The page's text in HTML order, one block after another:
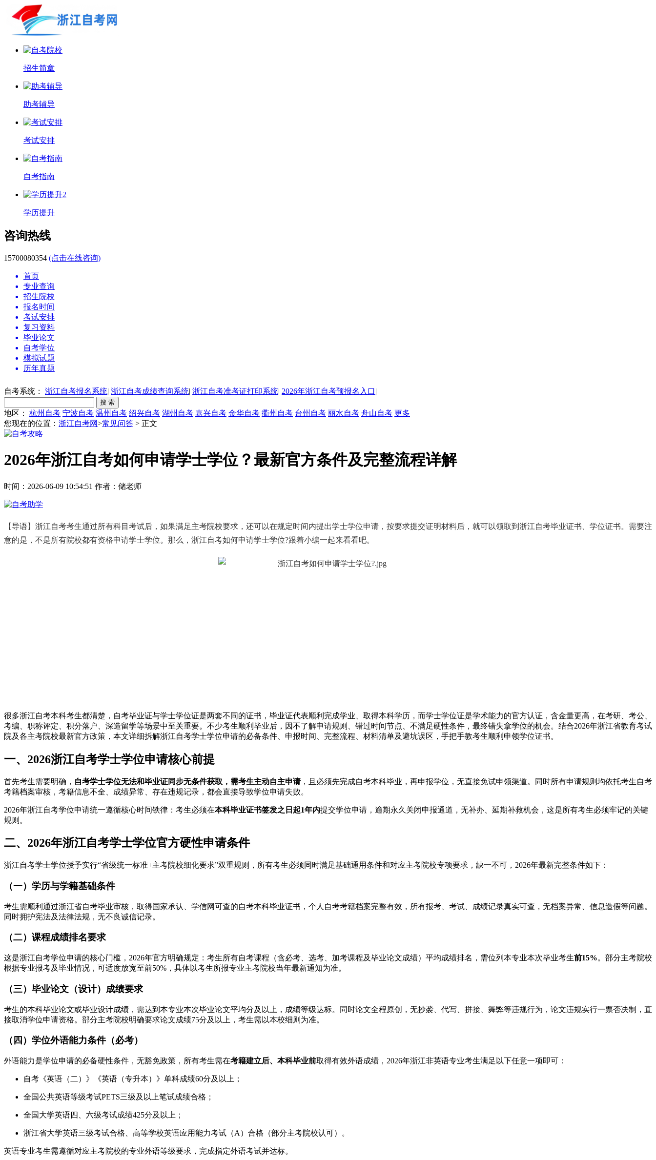
招生简章
助考辅导
考试安排
自考指南
学历提升
咨询热线
15700080354 (点击在线咨询)
首页
专业查询
招生院校
报名时间
考试安排
复习资料
毕业论文
自考学位
模拟试题
历年真题
自考系统： 浙江自考报名系统| 浙江自考成绩查询系统| 浙江自考准考证打印系统| 2026年浙江自考预报名入口|
地区： 杭州自考 宁波自考 温州自考 绍兴自考 湖州自考 嘉兴自考 金华自考 衢州自考 台州自考 丽水自考 舟山自考 更多
您现在的位置： 浙江自考网>常见问答 > 正文
2026年浙江自考如何申请学士学位？最新官方条件及完整流程详解
时间：2026-06-09 10:54:51 作者：储老师
【导语】浙江自考考生通过所有科目考试后，如果满足主考院校要求，还可以在规定时间内提出学士学位申请，按要求提交证明材料后，就可以领取到浙江自考毕业证书、学位证书。需要注
意的是，不是所有院校都有资格申请学士学位。那么，浙江自考如何申请学士学位?跟着小编一起来看看吧。
很多浙江自考本科考生都清楚，自考毕业证与学士学位证是两套不同的证书，毕业证代表顺利完成学业、取得本科学历，而学士学位证是学术能力的官方认证，含金量更高，在考研、考公、
考编、职称评定、积分落户、深造留学等场景中至关重要。不少考生顺利毕业后，因不了解申请规则、错过时间节点、不满足硬性条件，最终错失拿学位的机会。结合2026年浙江省教育考试
院及各主考院校最新官方政策，本文详细拆解浙江自考学士学位申请的必备条件、申报时间、完整流程、材料清单及避坑误区，手把手教考生顺利申领学位证书。
一、2026浙江自考学士学位申请核心前提
首先考生需要明确， 自考学士学位无法和毕业证同步无条件获取，需考生主动自主申请，且必须先完成自考本科毕业，再申报学位，无直接免试申领渠道。同时所有申请规则均依托考生自考
考籍档案审核，考籍信息不全、成绩异常、存在违规记录，都会直接导致学位申请失败。
2026年浙江自考学位申请统一遵循核心时间铁律：考生必须在本科毕业证书签发之日起1年内提交学位申请，逾期永久关闭申报通道，无补办、延期补救机会，这是所有考生必须牢记的关键
规则。
二、2026年浙江自考学士学位官方硬性申请条件
浙江自考学士学位授予实行“省级统一标准+主考院校细化要求”双重规则，所有考生必须同时满足基础通用条件和对应主考院校专项要求，缺一不可，2026年最新完整条件如下：
（一）学历与学籍基础条件
考生需顺利通过浙江省自考毕业审核，取得国家承认、学信网可查的自考本科毕业证书，个人自考考籍档案完整有效，所有报考、考试、成绩记录真实可查，无档案异常、信息造假等问题。
同时拥护宪法及法律法规，无不良诚信记录。
（二）课程成绩排名要求
这是浙江自考学位申请的核心门槛，2026年官方明确规定：考生所有自考课程（含必考、选考、加考课程及毕业论文成绩）平均成绩排名，需位列本专业本次毕业考生前15%。部分主考院校
根据专业报考及毕业情况，可适度放宽至前50%，具体以考生所报专业主考院校当年最新通知为准。
（三）毕业论文（设计）成绩要求
考生的本科毕业论文或毕业设计成绩，需达到本专业本次毕业论文平均分及以上，成绩等级达标。同时论文全程原创，无抄袭、代写、拼接、舞弊等违规行为，论文违规实行一票否决制，直
接取消学位申请资格。部分主考院校明确要求论文成绩75分及以上，考生需以本校细则为准。
（四）学位外语能力条件（必考）
外语能力是学位申请的必备硬性条件，无豁免政策，所有考生需在考籍建立后、本科毕业前取得有效外语成绩，2026年浙江非英语专业考生满足以下任意一项即可：
自考《英语（二）》《英语（专升本）》单科成绩60分及以上；
全国公共英语等级考试PETS三级及以上笔试成绩合格；
全国大学英语四、六级考试成绩425分及以上；
浙江省大学英语三级考试合格、高等学校英语应用能力考试（A）合格（部分主考院校认可）。
英语专业考生需遵循对应主考院校的专业外语等级要求，完成指定外语考试并达标。